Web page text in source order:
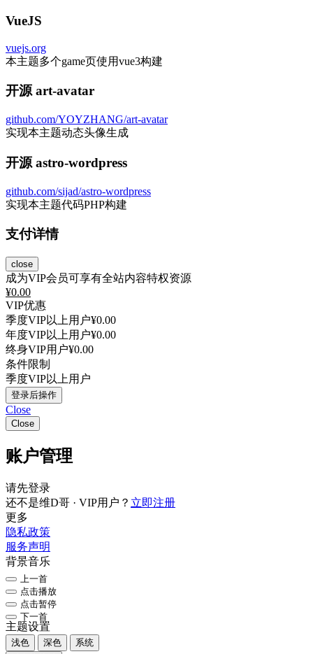
VueJS
vuejs.org
本主题多个game页使用vue3构建
开源 art-avatar
github.com/YOYZHANG/art-avatar
实现本主题动态头像生成
开源 astro-wordpress
github.com/sijad/astro-wordpress
实现本主题代码PHP构建
支付详情
close
成为VIP会员可享有全站内容特权资源
¥0.00
VIP优惠
季度VIP以上用户¥0.00
年度VIP以上用户¥0.00
终身VIP用户¥0.00
条件限制
季度VIP以上用户
登录后操作
Close
Close
账户管理
请先登录
还不是维D哥 · VIP用户？ 立即注册
更多
隐私政策
服务声明
背景音乐
上一首
点击播放
点击暂停
下一首
主题设置
浅色 深色
系统